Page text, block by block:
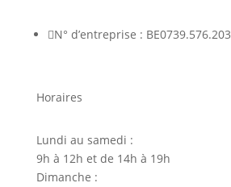
N° d’entreprise : BE0739.576.203
Horaires
Lundi au samedi :
9h à 12h et de 14h à 19h
Dimanche :